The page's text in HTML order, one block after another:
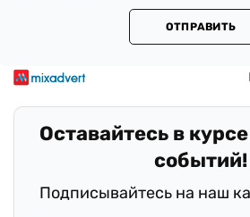
ОТПРАВИТЬ
Оставайтесь в
событий!
Подписывайтесь на наш